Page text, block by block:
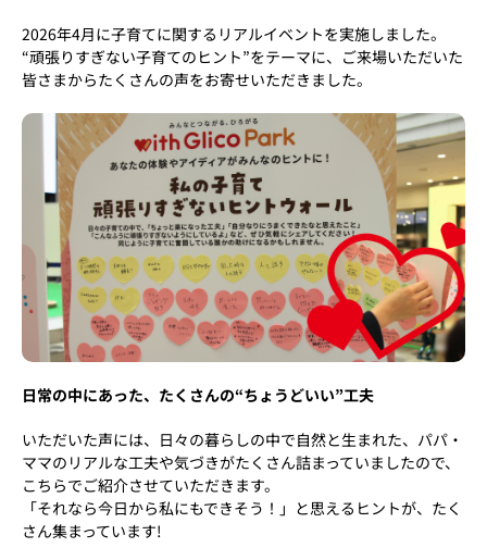
2026年4月に子育てに関するリアルイベントを実施しました。
“頑張りすぎない子育てのヒント”をテーマに、ご来場いただいた
皆さまからたくさんの声をお寄せいただきました。
日常の中にあった、たくさんの“ちょうどいい”工夫
いただいた声には、日々の暮らしの中で自然と生まれた、パパ・
ママのリアルな工夫や気づきがたくさん詰まっていましたので、
こちらでご紹介させていただきます。
「それなら今日から私にもできそう！」と思えるヒントが、たく
さん集まっています!